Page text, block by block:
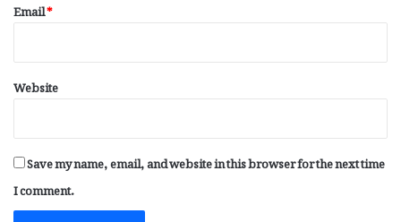
Email*
Website
Save my name, email, and website in this browser for the next time
I comment.